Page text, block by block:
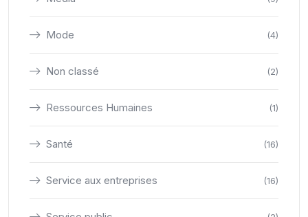
Mode (4)
Non classé (2)
Ressources Humaines (1)
Santé (16)
Service aux entreprises (16)